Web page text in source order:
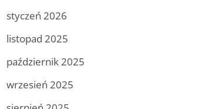
styczeń 2026
listopad 2025
październik 2025
wrzesień 2025